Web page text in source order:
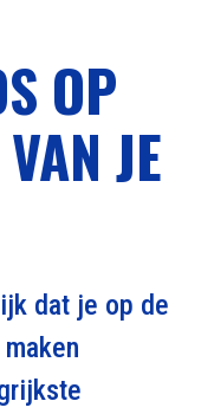
OP
JE
dat je op de